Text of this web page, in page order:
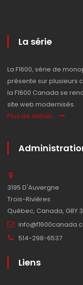
La série
La F1600, série de
présente sur plusieurs
la F1600 Canada se
site web modernisés.
Plus de détails...
3195 D'Auvergne
Trois-Rivières
Québec, Canada, G8Y
514-298-6537
Liens